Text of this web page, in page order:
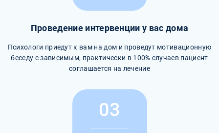
Проведение интервенции у вас дома
Психологи приедут к вам на дом и проведут мотивационную
беседу с зависимым, практически в 100% случаев пациент
соглашается на лечение
03